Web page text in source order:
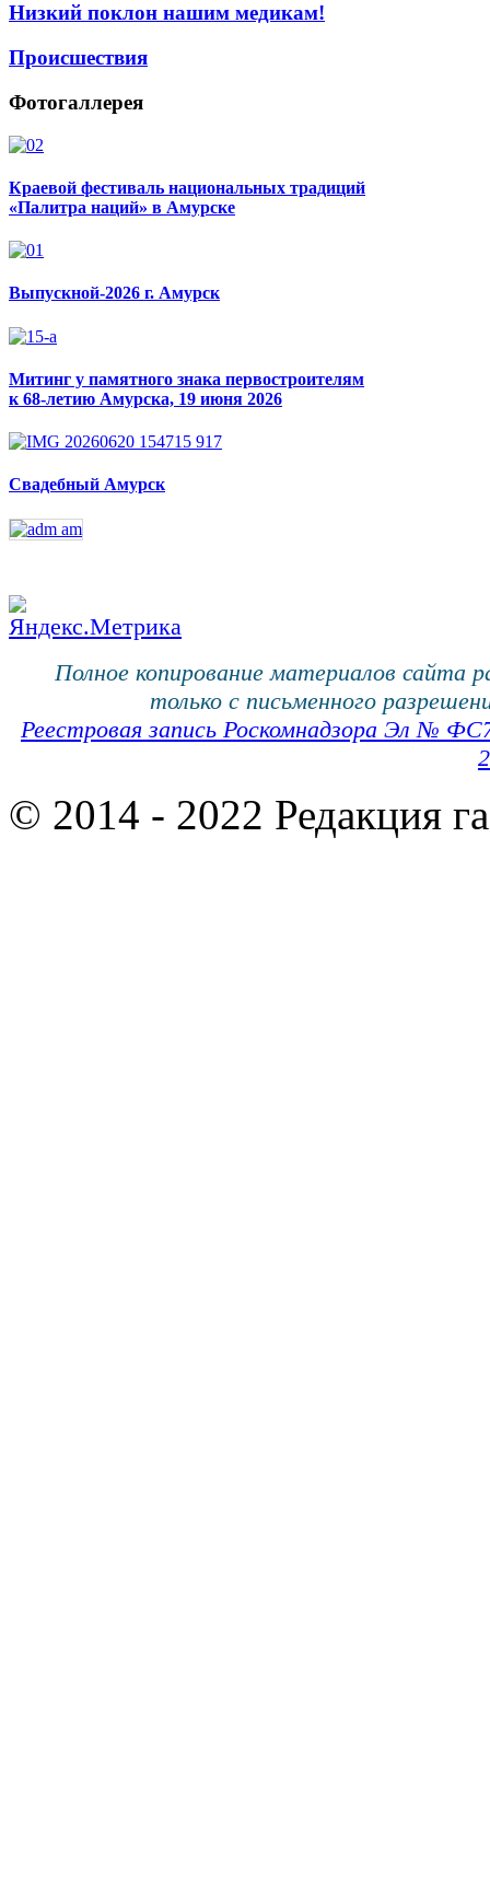
Низкий поклон нашим медикам!
Происшествия
Фотогаллерея
Краевой фестиваль национальных традиций
«Палитра наций» в Амурске
Выпускной-2026 г. Амурск
Митинг у памятного знака первостроителям
к 68-летию Амурска, 19 июня 2026
Свадебный Амурск
Полное копирование материалов сайта
только с письменного
Реестровая запись Роскомнадзора Эл №
© 2014 - 2022 Редакция